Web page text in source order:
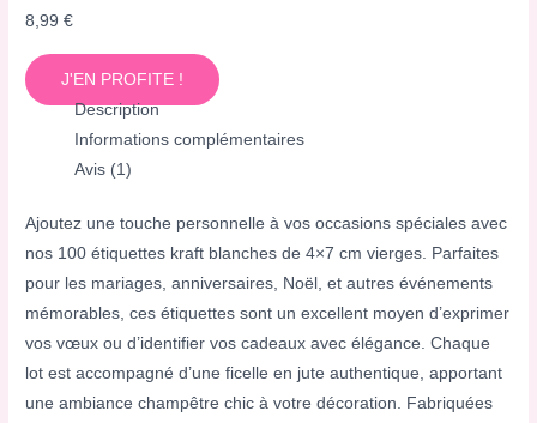
8,99€
J'EN PROFITE !
Description
Informations complémentaires
Avis (1)
Ajoutez une touche personnelle à vos occasions spéciales avec
nos 100 étiquettes kraft blanches de 4×7 cm vierges. Parfaites
pour les mariages, anniversaires, Noël, et autres événements
mémorables, ces étiquettes sont un excellent moyen d’exprimer
vos vœux ou d’identifier vos cadeaux avec élégance. Chaque
lot est accompagné d’une ficelle en jute authentique, apportant
une ambiance champêtre chic à votre décoration. Fabriquées